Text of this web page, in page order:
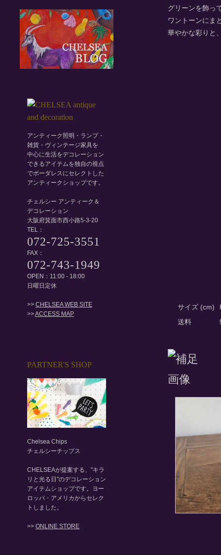
グリーンを飾っ
ワントーンにま
華やかな彩りと
サイズ (cm)
送料
アンティーク照明・ランプ・
雑貨・ヴィンテージ家具を
中心に生活をデコレーション
できるアイテムを独自の視点
でボーダレスにセレクトした
アンティークショップです。
チェルシー アンティーク＆
デコレーション
大阪府箕面市西小路5-3-20
TEL：
072-725-3551
FAX：
072-743-1949
OPEN：11:00 - 18:00
日曜日定休
>> CHELSEA WEB SITE
>>ACCESS MAP
PARTNER'S SHOP
Chelsea Chips
チェルシーチップス
CHELSEAが提案する、"キラ
リと光る日"のデコレーション
アイテムショップです。ヨー
ロッパ・アメリカからセレク
トしました。
>> ONLINE STORE